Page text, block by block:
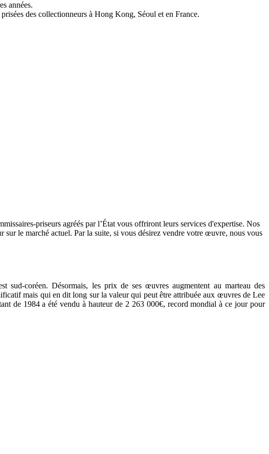
années.
des collectionneurs à Hong Kong, Séoul et en France.
priseurs agréés par l’État vous offriront leurs services d'expertise. Nos
sur le marché actuel. Par la suite, si vous désirez vendre votre œuvre, nous vous
sud-coréen. Désormais, les prix de ses œuvres augmentent au marteau des
mais qui en dit long sur la valeur qui peut être attribuée aux œuvres de Lee
de 1984 a été vendu à hauteur de 2 263 000€, record mondial à ce jour pour